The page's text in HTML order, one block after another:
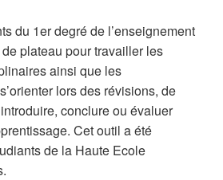
du 1er degré de l’enseignement
plateau pour travailler les
ainsi que les
lors des révisions, de
conclure ou évaluer
Cet outil a été
de la Haute Ecole